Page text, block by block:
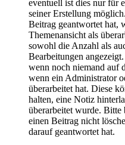
eventuell ist dies nur für
seiner Erstellung
Beitrag geantwortet hat,
Themenansicht als
sowohl die Anzahl als
Bearbeitungen
wenn noch niemand auf
wenn ein Administrator
überarbeitet hat. Diese
halten, eine Notiz
überarbeitet wurde. Bitte
einen Beitrag nicht
darauf geantwortet hat.